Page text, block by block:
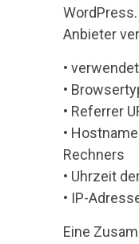
Anbieter
•
•
• Referrer
•
Rechners
• Uhrzeit
• IP-
Eine